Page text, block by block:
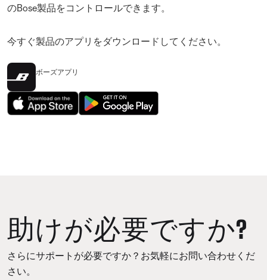
のBose製品をコントロールできます。
今すぐ製品のアプリをダウンロードしてください。
ボーズアプリ
助けが必要ですか?
さらにサポートが必要ですか？お気軽にお問い合わせくだ
さい。